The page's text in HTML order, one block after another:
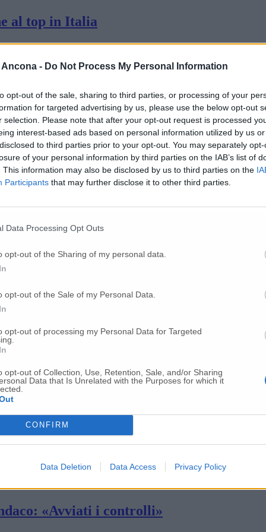
- Do Not Process My Personal Information
opt-out of the sale, sharing to third parties, or processing of your
for targeted advertising by us, please use the below opt-out
selection. Please note that after your opt-out request is processed
interest-based ads based on personal information utilized by us
to third parties prior to your opt-out. You may separately
of your personal information by third parties on the IAB’s list of
This information may also be disclosed by us to third parties on the
Participants that may further disclose it to other third parties.
Data Processing Opt Outs
opt-out of the Sharing of my personal data.
opt-out of the Sale of my Personal Data.
opt-out of processing my Personal Data for Targeted
opt-out of Collection, Use, Retention, Sale, and/or Sharing
Data that Is Unrelated with the Purposes for which it
CONFIRM
Data Deletion Data Access Privacy Policy
al top in Italia
nella provincia di Ancona
anche fuori comune e ok alle
per gli studenti con difficoltà di
di ombrelloni per garantire distanze
può
milioni per la vendita a domicilio
nuova ondata di sanzioni
della Regione
Senigallia
di Ancona sono 31.405
«Avviati i controlli»